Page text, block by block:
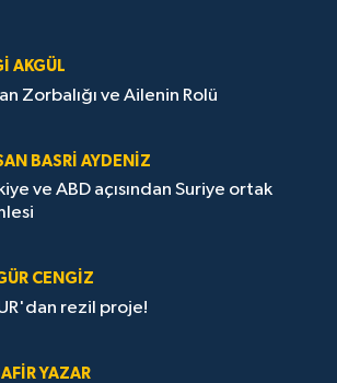
AKGÜL
Zorbalığı ve Ailenin Rolü
BASRI AYDENIZ
ve ABD açısından Suriye ortak
CENGIZ
rezil proje!
YAZAR